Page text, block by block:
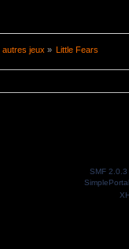
autres jeux » Little Fears
SMF 2.0.3